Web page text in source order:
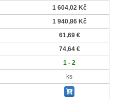
1 604,02 Kč
1 940,86 Kč
61,69 €
74,64 €
1 - 2
ks